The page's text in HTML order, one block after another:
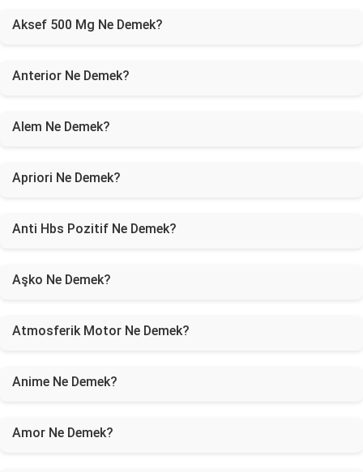
Aksef 500 Mg Ne Demek?
Anterior Ne Demek?
Alem Ne Demek?
Apriori Ne Demek?
Anti Hbs Pozitif Ne Demek?
Aşko Ne Demek?
Atmosferik Motor Ne Demek?
Anime Ne Demek?
Amor Ne Demek?